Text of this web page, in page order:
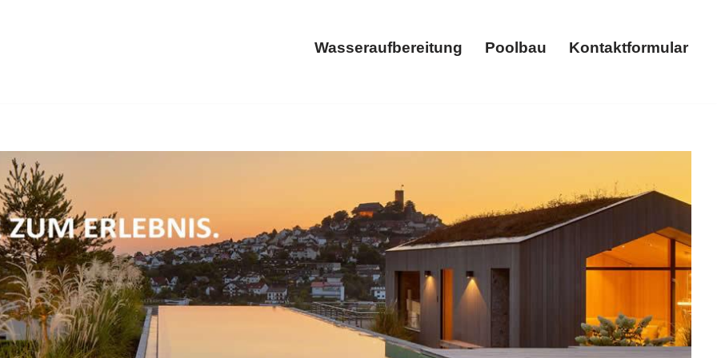
Wasseraufbereitung Poolbau Kontaktformular
oder ✓Schwimmbäder, Schwimmbadtechnik, Whirlpool, Sauna. ➡️ MASSAR, für Sessenhausen sind
oder ✓Sauna Ihr Poolbauer. Ihre Ideen, unsere Inspiration ✉.